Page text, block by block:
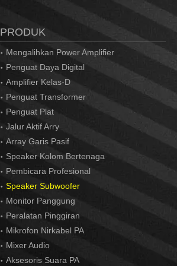
PRODUK
Mengalihkan Power Amplifier
Penguat Daya Digital
Amplifier Kelas-D
Penguat Transformer
Penguat Plat
Jalur Aktif Arry
Array Garis Pasif
Speaker Kolom Bertenaga
Pembicara Profesional
Speaker Subwoofer
Monitor Panggung
Peralatan Pinggiran
Mikrofon Nirkabel PA
Mixer Audio
Aksesoris Suara PA